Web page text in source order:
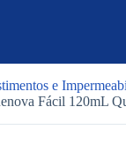
e
Fácil 120mL